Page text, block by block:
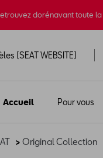
dorénavant toute
(SEAT WEBSITE)
Accueil Pour vous
> Original Collection